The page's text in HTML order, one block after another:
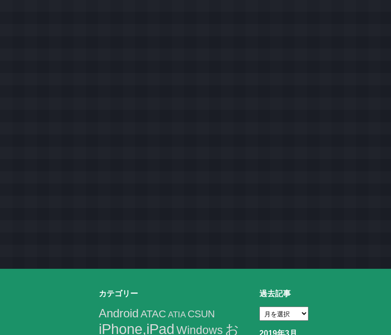
カテゴリー
Android ATAC ATIA CSUN
iPhone,iPadWindows お
過去記事
2019年3月